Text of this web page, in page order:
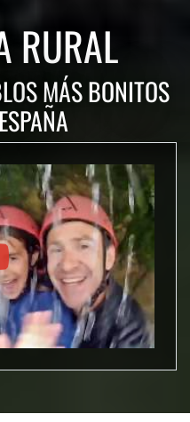
RURAL
MÁS BONITOS